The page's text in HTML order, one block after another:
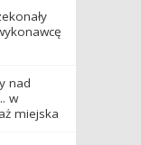
nad
w
miejska